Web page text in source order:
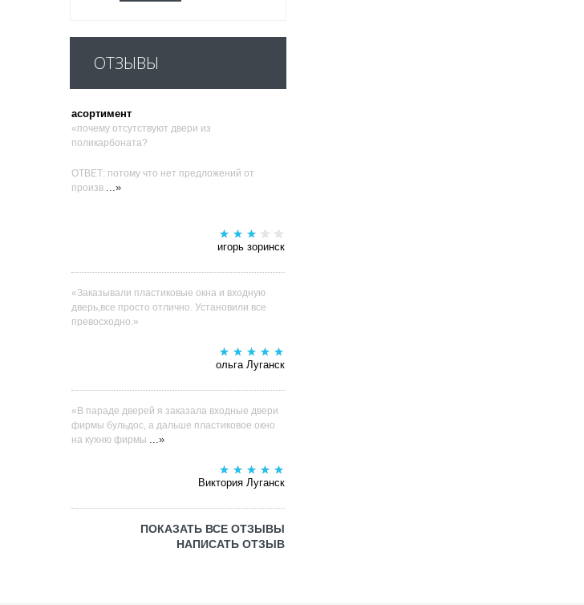
ОТЗЫВЫ
асортимент
«почему отсутствуют двери из
поликарбоната?
ОТВЕТ: потому что нет предложений от
произв
...»
игорь зоринск
«Заказывали пластиковые окна и входную
дверь,все просто отлично. Установили все
превосходно.»
ольга Луганск
«В параде дверей я заказала входные двери
фирмы бульдос, а дальше пластиковое окно
на кухню фирмы
...»
Виктория Луганск
ПОКАЗАТЬ ВСЕ ОТЗЫВЫ
НАПИСАТЬ ОТЗЫВ